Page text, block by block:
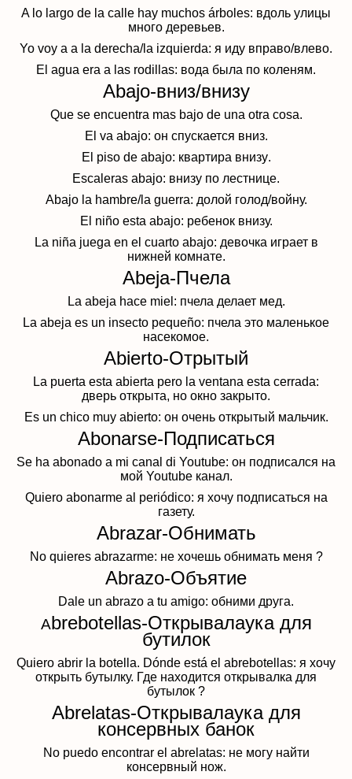
A lo largo de la calle hay muchos árboles: вдоль улицы
много деревьев.
Yo voy a a la derecha/la izquierda: я иду вправо/влево.
El agua era a las rodillas: вода была по коленям.
Abajo-вниз/внизу
Que se encuentra mas bajo de una otra cosa.
El va abajo: он спускается вниз.
El piso de abajo: квартира внизу.
Escaleras abajo: внизу по лестнице.
Abajo la hambre/la guerra: долой голод/войну.
El niño esta abajo: ребенок внизу.
La niña juega en el cuarto abajo: девочка играет в
нижней комнате.
Abeja-Пчела
La abeja hace miel: пчела делает мед.
La abeja es un insecto pequeño: пчела это маленькое
насекомое.
Abierto-Отрытый
La puerta esta abierta pero la ventana esta cerrada:
дверь открыта, но окно закрыто.
Es un chico muy abierto: он очень открытый мальчик.
Abonarse-Подписаться
Se ha abonado a mi canal di Youtube: он подписался на
мой Youtube канал.
Quiero abonarme al periódico: я хочу подписаться на
газету.
Abrazar-Обнимать
No quieres abrazarme: не хочешь обнимать меня ?
Abrazo-Объятие
Dale un abrazo a tu amigo: обними друга.
Abrebotellas-Открывалаука для
бутилок
Quiero abrir la botella. Dónde está el abrebotellas: я хочу
открыть бутылку. Где находится открывалка для
бутылок ?
Abrelatas-Открывалаука для
консервных банок
No puedo encontrar el abrelatas: не могу найти
консервный нож.